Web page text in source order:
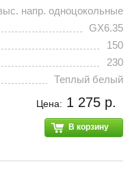
напр. одноцокольные
GX6.35
150
230
Теплый белый
Цена: 1 275 р.
В корзину